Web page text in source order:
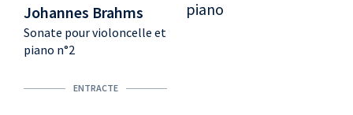
Johannes Brahms
Sonate pour violoncelle et
piano n°2
ENTRACTE
piano